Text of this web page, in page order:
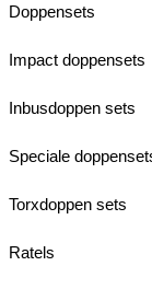
Doppensets
Impact doppensets
Inbusdoppen sets
Speciale
Torxdoppen sets
Ratels